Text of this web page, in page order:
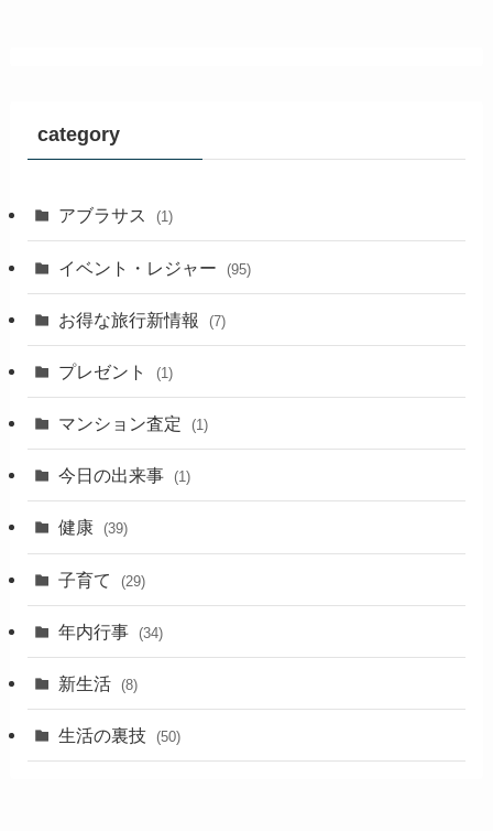
category
アブラサス (1)
イベント・レジャー (95)
お得な旅行新情報 (7)
プレゼント (1)
マンション査定 (1)
今日の出来事 (1)
健康 (39)
子育て (29)
年内行事 (34)
新生活 (8)
生活の裏技 (50)